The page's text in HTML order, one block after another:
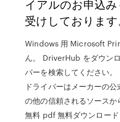
イアルのお申込
受けしております
Windows 用 Microsoft
ん。 DriverHub をダウン
バーを検索してください
ドライバーはメーカーの
の他の信頼されるソースか
無料 pdf 無料ダウンロー